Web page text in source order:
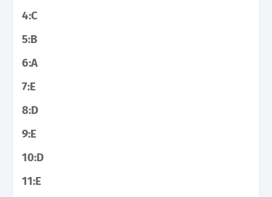
4:C
5:B
6:A
7:E
8:D
9:E
10:D
11:E